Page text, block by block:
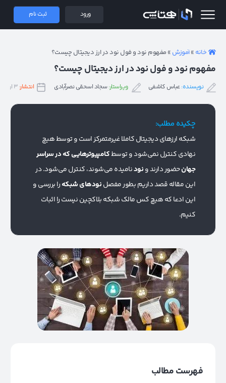
همتاپی ورود ثبت نام
خانه »آموزش » مفهوم نود و فول نود در ارز دیجیتال چیست؟
مفهوم نود و فول نود در ارز دیجیتال چیست؟
نویسنده:عباس کاشفی ویراستار:سجاد اسحقی نصرآبادی انتشار:
چکیده مطلب:
شبکه ارزهای دیجیتال کاملا غیرمتمرکز است و توسط هیچ
نهادی کنترل نمی‌شود و توسطکامپیوترهایی که در سراسر
جهانحضور دارند ونودنامیده می‌شوند، کنترل می‌شود. در
این مقاله قصد داریم بطور مفصلنودهای شبکهرا بررسی و
این ادعا که هیچ کس مالک شبکه بلاکچین نیست را اثبات
کنیم.
فهرست مطالب